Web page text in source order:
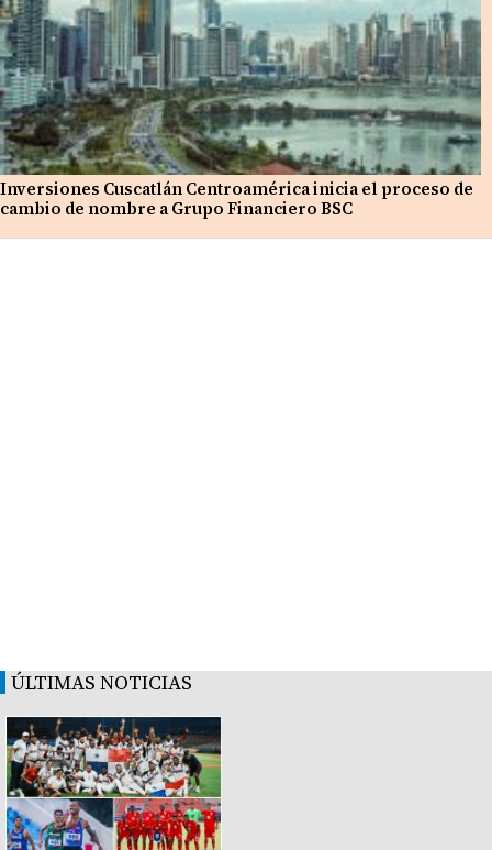
Inversiones Cuscatlán Centroamérica inicia el proceso de
cambio de nombre a Grupo Financiero BSC
ÚLTIMAS NOTICIAS